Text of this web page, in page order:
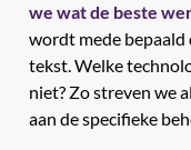
we wat de beste
wordt mede bepaald
tekst. Welke
niet? Zo streven we
aan de specifieke